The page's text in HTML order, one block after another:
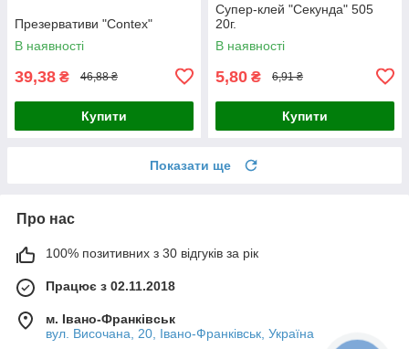
Презервативи "Contex"
В наявності
39,38 ₴ 46,88 ₴
Купити
Супер-клей "Секунда" 505
20г.
В наявності
5,80 ₴ 6,91 ₴
Купити
Показати ще
Про нас
100% позитивних з 30 відгуків за рік
Працює з 02.11.2018
м. Івано-Франківськ
вул. Височана, 20, Івано-Франківськ, Україна